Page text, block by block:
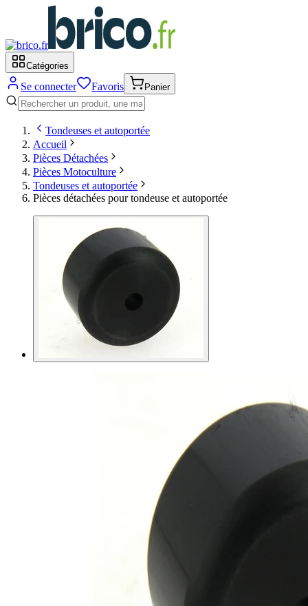
Catégories
Se connecter Favoris Panier
Tondeuses et autoportée
Accueil
Pièces Détachées
Pièces Motoculture
Tondeuses et autoportée
Pièces détachées pour tondeuse et autoportée